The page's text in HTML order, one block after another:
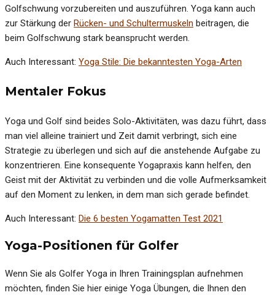
Golfschwung vorzubereiten und auszuführen. Yoga kann auch
zur Stärkung der Rücken- und Schultermuskeln beitragen, die
beim Golfschwung stark beansprucht werden.
Auch Interessant: Yoga Stile: Die bekanntesten Yoga-Arten
Mentaler Fokus
Yoga und Golf sind beides Solo-Aktivitäten, was dazu führt, dass
man viel alleine trainiert und Zeit damit verbringt, sich eine
Strategie zu überlegen und sich auf die anstehende Aufgabe zu
konzentrieren. Eine konsequente Yogapraxis kann helfen, den
Geist mit der Aktivität zu verbinden und die volle Aufmerksamkeit
auf den Moment zu lenken, in dem man sich gerade befindet.
Auch Interessant: Die 6 besten Yogamatten Test 2021
Yoga-Positionen für Golfer
Wenn Sie als Golfer Yoga in Ihren Trainingsplan aufnehmen
möchten, finden Sie hier einige Yoga Übungen, die Ihnen den